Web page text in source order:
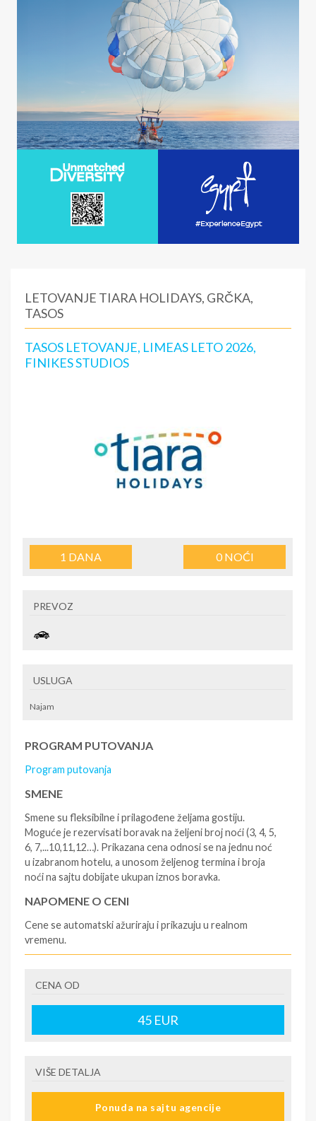
LETOVANJE TIARA HOLIDAYS, GRČKA,
TASOS
TASOS LETOVANJE, LIMEAS LETO 2026,
FINIKES STUDIOS
1 DANA 0NOĆI
PREVOZ
USLUGA
Najam
PROGRAM PUTOVANJA
Program putovanja
SMENE
Smene su fleksibilne i prilagođene željama gostiju.
Moguće je rezervisati boravak na željeni broj noći (3, 4, 5,
6, 7,...10,11,12…). Prikazana cena odnosi se na jednu noć
u izabranom hotelu, a unosom željenog termina i broja
noći na sajtu dobijate ukupan iznos boravka.
NAPOMENE O CENI
Cene se automatski ažuriraju i prikazuju u realnom
vremenu.
- rezervisane i potvrđene usluge u izabranoj smeštajnoj
jedinici prema opisu - korišćenje hotelskih sadržaja
prema opisu - uslugu rezervacije - organizaciju
putovanja
krizu) na destinaciji, plaćaju se na recepciji
hotela/apartmana za hotele sa 1* i 2* i nekategorisane
CENA OD
45 EUR
VIŠE DETALJA
Ponuda na sajtu agencije